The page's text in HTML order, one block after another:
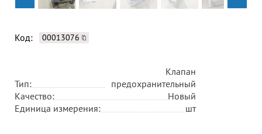
Код: 00013076
Тип:
Клапан
предохранительный
Качество:
Новый
Единица измерения:
шт